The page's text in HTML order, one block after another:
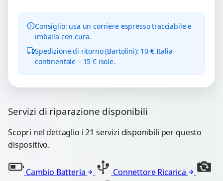
Consiglio: usa un corriere espresso tracciabile e
imballa con cura.
Spedizione di ritorno (Bartolini): 10 € Italia
continentale – 15 € isole.
Servizi di riparazione disponibili
Scopri nel dettaglio i 21 servizi disponibili per questo
dispositivo.
Cambio Batteria
Connettore Ricarica